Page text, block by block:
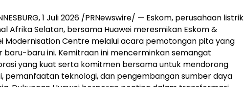
1 Juli 2026 /PRNewswire/ — Eskom, perusahaan listrik
Afrika Selatan, bersama Huawei meresmikan Eskom &
Modernisation Centre melalui acara pemotongan pita yang
baru-baru ini. Kemitraan ini mencerminkan semangat
yang kuat serta komitmen bersama untuk mendorong
pemanfaatan teknologi, dan pengembangan sumber daya